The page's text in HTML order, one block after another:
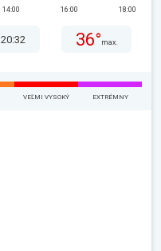
14:00 16:00 18:00
20:32 36° max.
VEĽMI VYSOKÝ EXTRÉMNY